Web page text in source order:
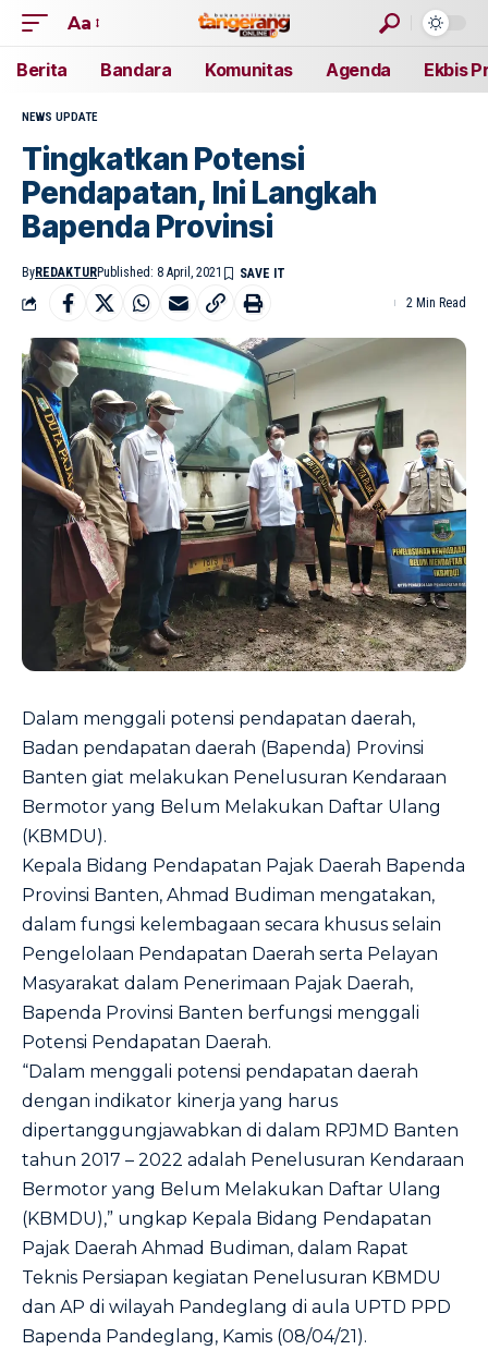
Aa
Berita Bandara Komunitas Agenda Ekbis
NEWS UPDATE
Tingkatkan Potensi
Pendapatan, Ini Langkah
Bapenda Provinsi
ByREDAKTURPublished: 8 April, 2021
2 Min Read
Dalam menggali potensi pendapatan daerah,
Badan pendapatan daerah (Bapenda) Provinsi
Banten giat melakukan Penelusuran Kendaraan
Bermotor yang Belum Melakukan Daftar Ulang
(KBMDU).
Kepala Bidang Pendapatan Pajak Daerah Bapenda
Provinsi Banten, Ahmad Budiman mengatakan,
dalam fungsi kelembagaan secara khusus selain
Pengelolaan Pendapatan Daerah serta Pelayan
Masyarakat dalam Penerimaan Pajak Daerah,
Bapenda Provinsi Banten berfungsi menggali
Potensi Pendapatan Daerah.
“Dalam menggali potensi pendapatan daerah
dengan indikator kinerja yang harus
dipertanggungjawabkan di dalam RPJMD Banten
tahun 2017 – 2022 adalah Penelusuran Kendaraan
Bermotor yang Belum Melakukan Daftar Ulang
(KBMDU),” ungkap Kepala Bidang Pendapatan
Pajak Daerah Ahmad Budiman, dalam Rapat
Teknis Persiapan kegiatan Penelusuran KBMDU
dan AP di wilayah Pandeglang di aula UPTD PPD
Bapenda Pandeglang, Kamis (08/04/21).